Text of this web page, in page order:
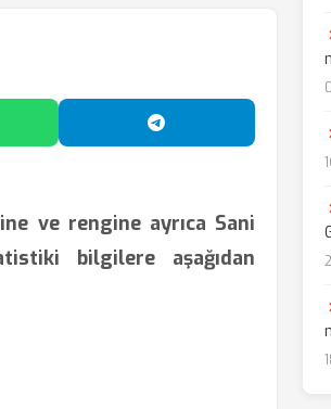
Paylaş Telegram'da
ve rengine ayrıca Sani
bilgilere aşağıdan